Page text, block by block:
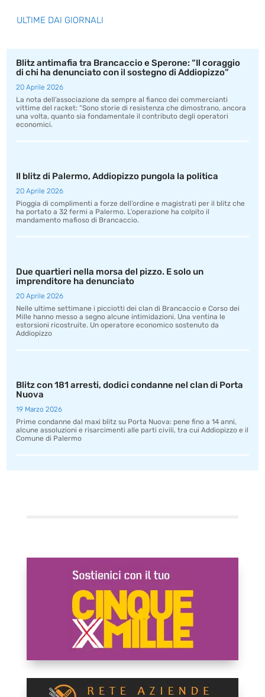
ULTIME DAI GIORNALI
Blitz antimafia tra Brancaccio e Sperone: “Il coraggio
di chi ha denunciato con il sostegno di Addiopizzo”
20 Aprile 2026
La nota dell’associazione da sempre al fianco dei commercianti
vittime del racket: “Sono storie di resistenza che dimostrano, ancora
una volta, quanto sia fondamentale il contributo degli operatori
economici.
Il blitz di Palermo, Addiopizzo pungola la politica
20 Aprile 2026
Pioggia di complimenti a forze dell’ordine e magistrati per il blitz che
ha portato a 32 fermi a Palermo. L’operazione ha colpito il
mandamento mafioso di Brancaccio.
Due quartieri nella morsa del pizzo. E solo un
imprenditore ha denunciato
20 Aprile 2026
Nelle ultime settimane i picciotti dei clan di Brancaccio e Corso dei
Mille hanno messo a segno alcune intimidazioni. Una ventina le
estorsioni ricostruite. Un operatore economico sostenuto da
Addiopizzo
Blitz con 181 arresti, dodici condanne nel clan di Porta
Nuova
19 Marzo 2026
Prime condanne dal maxi blitz su Porta Nuova: pene fino a 14 anni,
alcune assoluzioni e risarcimenti alle parti civili, tra cui Addiopizzo e il
Comune di Palermo